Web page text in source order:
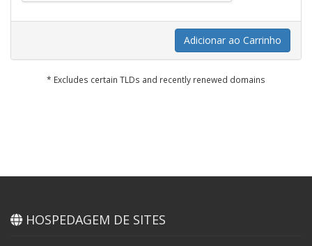
Adicionar ao Carrinho
* Excludes certain TLDs and recently renewed domains
HOSPEDAGEM DE SITES